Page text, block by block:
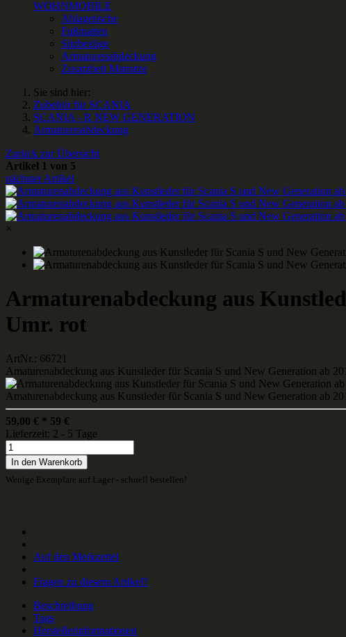
WOHNMOBILE
Ablagetische
Fußmatten
Sitzbezüge
Armaturenabdeckung
Zusatzbett Matratze
Sie sind hier:
Zubehör für SCANIA
SCANIA - R NEW GENERATION
Armaturenabdeckung
Zurück zur Übersicht
Artikel 1 von 5
nächster Artikel
×
Armaturenabdeckung aus
Umr. rot
ArtNr.: 66721
Amaturenabdeckung aus Kunstleder für Scania S und New Generation ab
Amaturenabdeckung aus Kunstleder für Scania S und New Generation ab
59,00 € * 59 €
Lieferzeit: 2 - 5 Tage
In den Warenkorb
Wenige Exemplare auf Lager - schnell bestellen!
Auf den Merkzettel
Fragen zu diesem Artikel?
Beschreibung
Tags
Herstellerinformationen